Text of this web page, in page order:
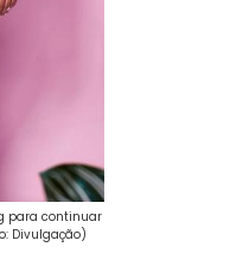
para continuar
Divulgação)